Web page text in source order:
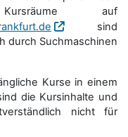
auf
sind
durch Suchmaschinen
Kurse in einem
die Kursinhalte und
nicht für